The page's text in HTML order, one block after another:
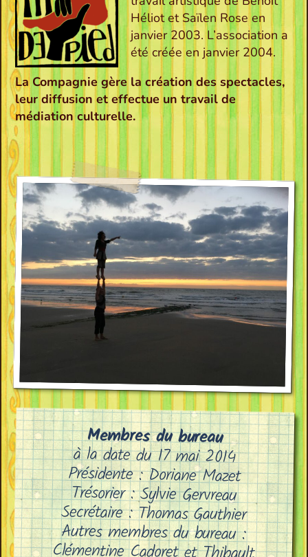
Héliot et Saïlen Rose en
janvier 2003. L’association a
été créée en janvier 2004.
La Compagnie gère la création des spectacles,
leur diffusion et effectue un travail de
médiation culturelle.
Membres du bureau
à la date du 17 mai 2014
Présidente : Doriane Mazet
Trésorier : Sylvie Gervreau
Secrétaire : Thomas Gauthier
Autres membres du bureau :
Clémentine Cadoret et Thibault